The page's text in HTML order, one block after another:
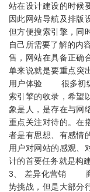
站在设计建设的时候
因此网站导航及排版
但方便搜索引擎，同
自己所需要了解的
售，网站在具备正确
单来说就是要重点
用户体验 很多初级
索引擎的收录，希望
象是人，是存在与网
重点关注对待的。在
者是有思想、有感情
用户对网站的感观、
计的首要任务就是
3、 差异化营销 商
势挑战，但是大部分